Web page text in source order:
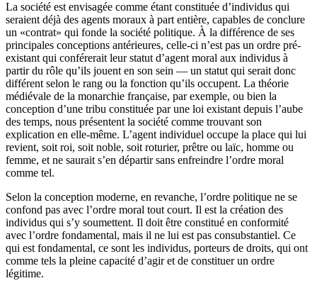
La société est envisagée comme étant constituée d’individus qui
seraient déjà des agents moraux à part entière, capables de conclure
un «contrat» qui fonde la société politique. À la différence de ses
principales conceptions antérieures, celle-ci n’est pas un ordre pré-
existant qui conférerait leur statut d’agent moral aux individus à
partir du rôle qu’ils jouent en son sein — un statut qui serait donc
différent selon le rang ou la fonction qu’ils occupent. La théorie
médiévale de la monarchie française, par exemple, ou bien la
conception d’une tribu constituée par une loi existant depuis l’aube
des temps, nous présentent la société comme trouvant son
explication en elle-même. L’agent individuel occupe la place qui lui
revient, soit roi, soit noble, soit roturier, prêtre ou laïc, homme ou
femme, et ne saurait s’en départir sans enfreindre l’ordre moral
comme tel.
Selon la conception moderne, en revanche, l’ordre politique ne se
confond pas avec l’ordre moral tout court. Il est la création des
individus qui s’y soumettent. Il doit être constitué en conformité
avec l’ordre fondamental, mais il ne lui est pas consubstantiel. Ce
qui est fondamental, ce sont les individus, porteurs de droits, qui ont
comme tels la pleine capacité d’agir et de constituer un ordre
légitime.